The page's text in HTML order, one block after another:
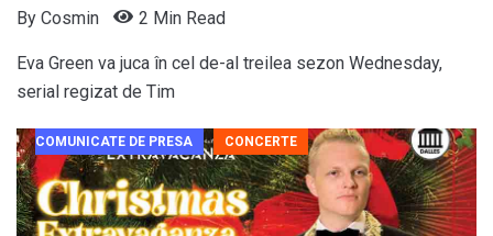
By Cosmin 2 Min Read
Eva Green va juca în cel de-al treilea sezon Wednesday,
serial regizat de Tim
COMUNICATE DE PRESA CONCERTE